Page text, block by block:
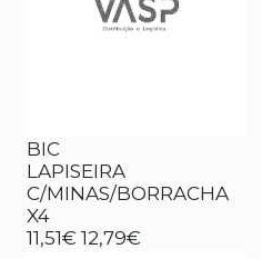
BIC
LAPISEIRA
C/MINAS/BORRACHA
X4
11,51€ 12,79€